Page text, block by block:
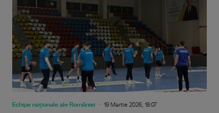
Echipe naționale ale României 19 Martie 2026, 18:07